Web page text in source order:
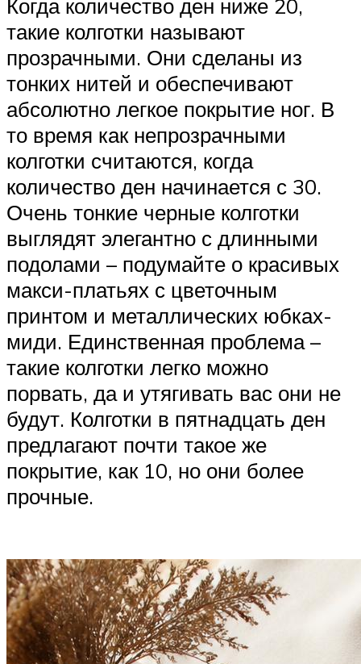
Когда количество ден ниже 20,
такие колготки называют
прозрачными. Они сделаны из
тонких нитей и обеспечивают
абсолютно легкое покрытие ног. В
то время как непрозрачными
колготки считаются, когда
количество ден начинается с 30.
Очень тонкие черные колготки
выглядят элегантно с длинными
подолами – подумайте о красивых
макси-платьях с цветочным
принтом и металлических юбках-
миди. Единственная проблема –
такие колготки легко можно
порвать, да и утягивать вас они не
будут. Колготки в пятнадцать ден
предлагают почти такое же
покрытие, как 10, но они более
прочные.